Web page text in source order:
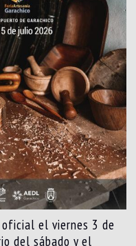
oficial el viernes 3 de
del sábado y el